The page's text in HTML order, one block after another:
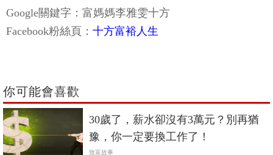
Google關鍵字：富媽媽李雅雯十方
Facebook粉絲頁： 十方富裕人生
你可能會喜歡
30歲了，薪水卻沒有3萬元？別再猶
豫，你一定要換工作了！
致富故事